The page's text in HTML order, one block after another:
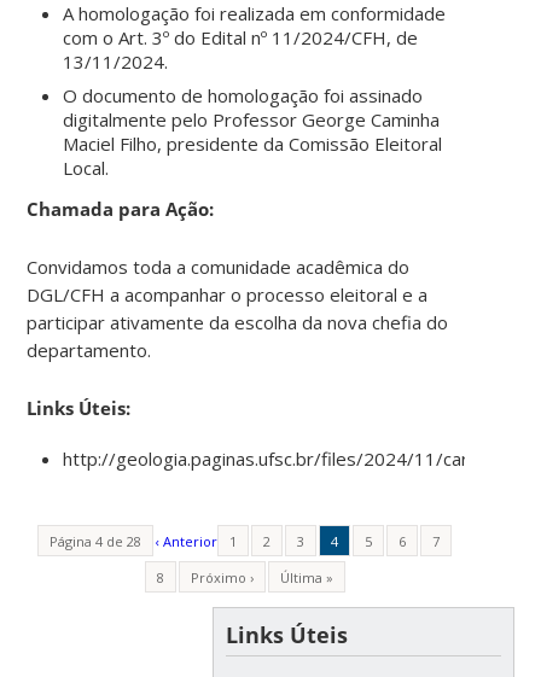
A homologação foi realizada em conformidade
com o Art. 3º do Edital nº 11/2024/CFH, de
13/11/2024.
O documento de homologação foi assinado
digitalmente pelo Professor George Caminha
Maciel Filho, presidente da Comissão Eleitoral
Local.
Chamada para Ação:
Convidamos toda a comunidade acadêmica do
DGL/CFH a acompanhar o processo eleitoral e a
participar ativamente da escolha da nova chefia do
departamento.
Links Úteis:
http://geologia.paginas.ufsc.br/files/2024/11/
Página 4 de 28 ‹ Anterior 1 2 3 4 5 6
7
8
Próximo › Última »
Links Úteis